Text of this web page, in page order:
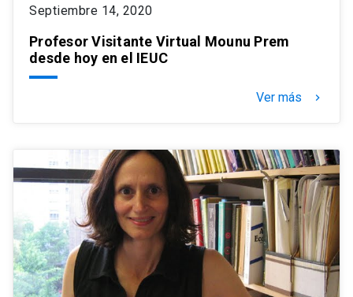
Septiembre 14, 2020
Profesor Visitante Virtual Mounu Prem
desde hoy en el IEUC
Ver más keyboard_arrow_right